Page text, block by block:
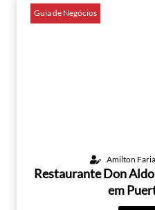
Guia de Negócios
Amilton
Restaurante Don
em